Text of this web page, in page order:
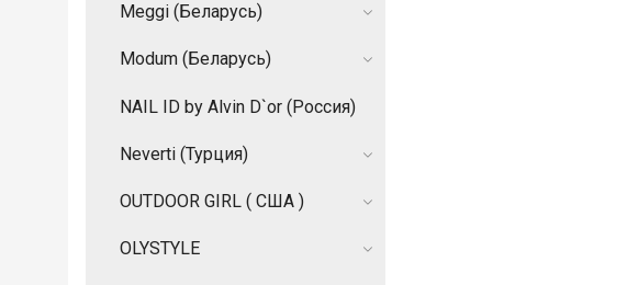
Meggi (Беларусь)
Modum (Беларусь)
NAIL ID by Alvin D`or (Россия)
Neverti (Турция)
OUTDOOR GIRL ( США )
OLYSTYLE